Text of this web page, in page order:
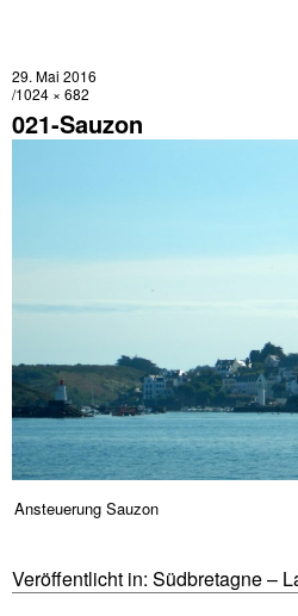
29. Mai 2016
1024 × 682
021-Sauzon
Ansteuerung Sauzon
Veröffentlicht in: Südbretagne –